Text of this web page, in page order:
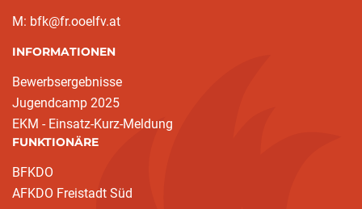
M: bfk@fr.ooelfv.at
INFORMATIONEN
Bewerbsergebnisse
Jugendcamp 2025
EKM - Einsatz-Kurz-Meldung
FUNKTIONÄRE
BFKDO
AFKDO Freistadt Süd